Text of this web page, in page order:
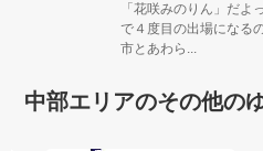
「花咲みのりん」だよ
で４度目の出場になる
市とあわら...
中部エリアのその他の